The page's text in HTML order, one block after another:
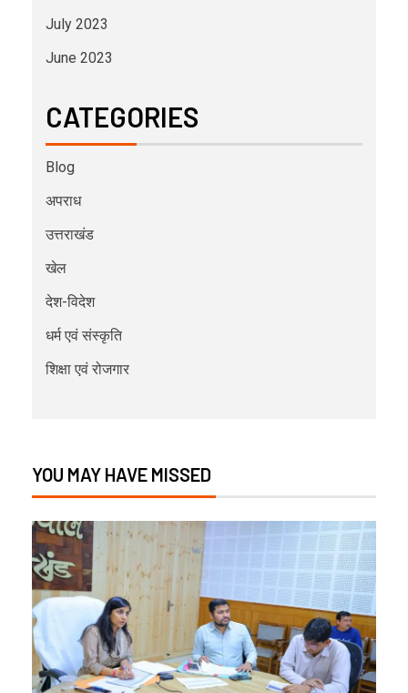
July 2023
June 2023
CATEGORIES
Blog
अपराध
उत्तराखंड
खेल
देश-विदेश
धर्म एवं संस्कृति
शिक्षा एवं रोजगार
YOU MAY HAVE MISSED